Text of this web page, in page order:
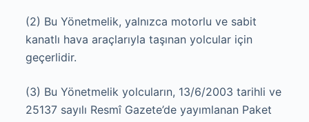
(2) Bu Yönetmelik, yalnızca motorlu ve sabit
kanatlı hava araçlarıyla taşınan yolcular için
geçerlidir.
(3) Bu Yönetmelik yolcuların, 13/6/2003 tarihli ve
25137 sayılı Resmî Gazete’de yayımlanan Paket